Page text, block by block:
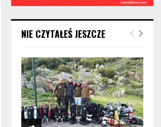
NIE CZYTAŁEŚ JESZCZE